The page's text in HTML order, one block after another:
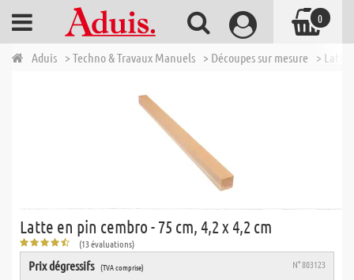
Aduis > Techno & Travaux Manuels > Découpes sur mesure >
Latte en pin cembro - 75 cm, 4,2 x 4,2 cm
(13 évaluations)
Prix dégressifs (TVA comprise) N° 803123
0